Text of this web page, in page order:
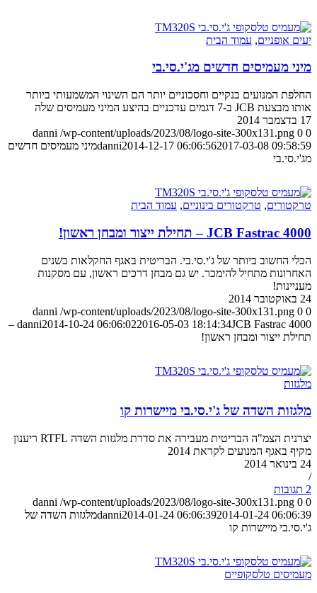
יעים אופניים, עמוד הבית
מיני מעמיסים חדשים מג'י.סי.בי
החלפת המנועים בנקיים וחסכוניים יותר הם השינוי המשמעותי ביותר
אותו מבצעת JCB ב-7 דגמים עדכניים בהיצע המיני מעמיסים שלה
17 בדצמבר 2014
0
0
danni /wp-content/uploads/2023/08/logo-site-300x131.png
danni2014-12-17 06:06:562017-03-08 09:58:59
מיני מעמיסים חדשים
מג'י.סי.בי
טרקטורים, טרקטורים בינוניים, עמוד הבית
JCB Fastrac 4000 – תחילת ייצור ומבחן ראשון!
הכלי החשוב ביותר של ג'י.סי.בי. הבריטית באגף החקלאות בשנים
האחרונות מתחיל להימכר. יש גם מבחן דרכים ראשון, עם מסקנות
מעניינות!
24 באוקטובר 2014
0
0
danni /wp-content/uploads/2023/08/logo-site-300x131.png
danni2014-10-24 06:06:022016-05-03 18:14:34
JCB Fastrac 4000 –
תחילת ייצור ומבחן ראשון!
מלגזות
מלגזות השדה של ג'י.סי.בי מיישרות קו
יצרנית הצמ"ה הבריטית מעבירה את סדרת מלגזות השדה RTFL ריענון
מקיף באגף המנועים לקראת 2014
24 בינואר 2014
/
2 תגובות
0
0
danni /wp-content/uploads/2023/08/logo-site-300x131.png
danni2014-01-24 06:06:392014-01-24 06:06:39
מלגזות השדה של
ג'י.סי.בי מיישרות קו
מעמיסים טלסקופיים